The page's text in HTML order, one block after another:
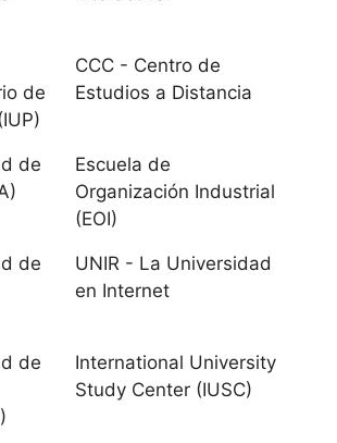
Aragón
Universidad de
Zaragoza
Jorge
Universidad de
La Laguna
de
CCC - Centro de
Estudios a Distancia
de
Escuela de
Organización Industrial
(EOI)
de
UNIR - La Universidad
en Internet
de
International University
Study Center (IUSC)